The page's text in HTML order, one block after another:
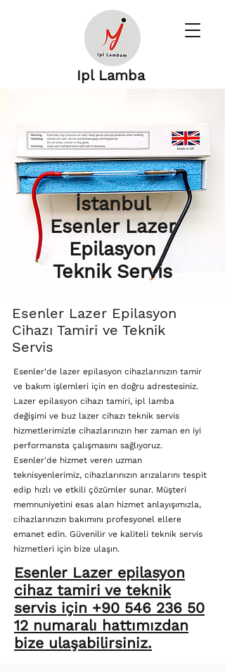
Ipl Lamba
İstanbul
Esenler Lazer
Epilasyon
Teknik Servis
Esenler Lazer Epilasyon
Cihazı Tamiri ve Teknik
Servis
Esenler'de lazer epilasyon cihazlarınızın tamir
ve bakım işlemleri için en doğru adrestesiniz.
Lazer epilasyon cihazı tamiri, ipl lamba
değişimi ve buz lazer cihazı teknik servis
hizmetlerimizle cihazlarınızın her zaman en iyi
performansta çalışmasını sağlıyoruz.
Esenler'de hizmet veren uzman
teknisyenlerimiz, cihazlarınızın arızalarını tespit
edip hızlı ve etkili çözümler sunar. Müşteri
memnuniyetini esas alan hizmet anlayışımızla,
cihazlarınızın bakımını profesyonel ellere
emanet edin. Güvenilir ve kaliteli teknik servis
hizmetleri için bize ulaşın.
Esenler Lazer epilasyon
cihaz tamiri ve teknik
servis için +90 546 236 50
12 numaralı hattımızdan
bize ulaşabilirsiniz.